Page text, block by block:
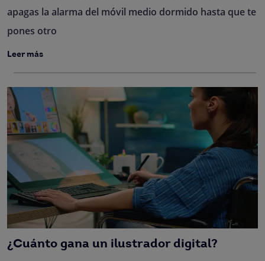
apagas la alarma del móvil medio dormido hasta que te
pones otro
Leer más
¿Cuánto gana un ilustrador digital?